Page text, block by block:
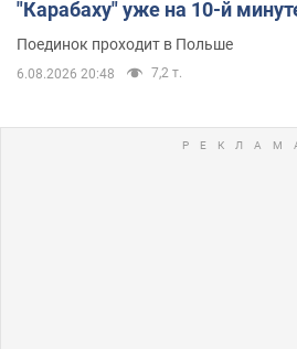
"Карабаху" уже на 10-й
Поединок проходит в Польше
6.08.2026 20:48 7,2 т.